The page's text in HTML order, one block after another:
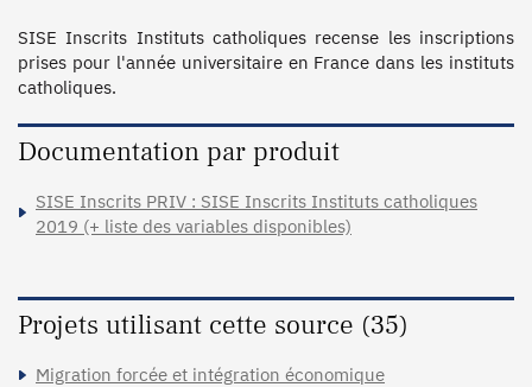
SISE Inscrits Instituts catholiques recense les inscriptions
prises pour l'année universitaire en France dans les instituts
catholiques.
Documentation par produit
SISE Inscrits PRIV : SISE Inscrits Instituts catholiques
2019 (+ liste des variables disponibles)
Projets utilisant cette source (35)
Migration forcée et intégration économique